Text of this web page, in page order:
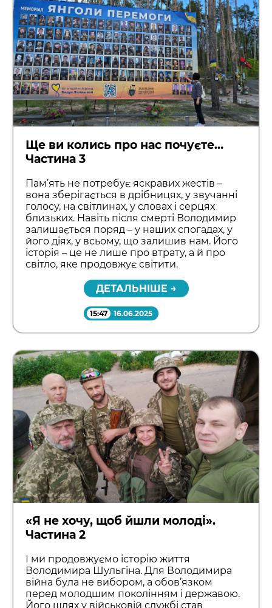
Ще ви колись про нас почуєте…
Частина 3
Пам’ять не потребує яскравих жестів –
вона зберігається в дрібницях, у звучанні
голосу, на світлинах, у словах і серцях
близьких. Навіть після смерті Володимир
залишається поряд – у наших спогадах, у
його діях, у всьому, що залишив нам. Його
історія – це не лише про втрату, а й про
світло, яке продовжує світити.
ДЕТАЛЬНІШЕ →
15:47 16.06.2025
«Я не хочу, щоб йшли молоді».
Частина 2
І ми продовжуємо історію життя
Володимира Шульгіна. Для Володимира
війна була не вибором, а обов’язком
перед молодшим поколінням і державою.
Його шлях у військовій службі став